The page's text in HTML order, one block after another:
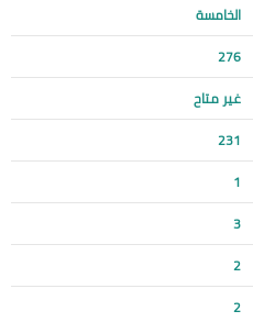
الخامسة
276
غير متاح
231
1
3
2
2